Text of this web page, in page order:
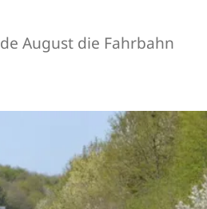
August die Fahrbahn